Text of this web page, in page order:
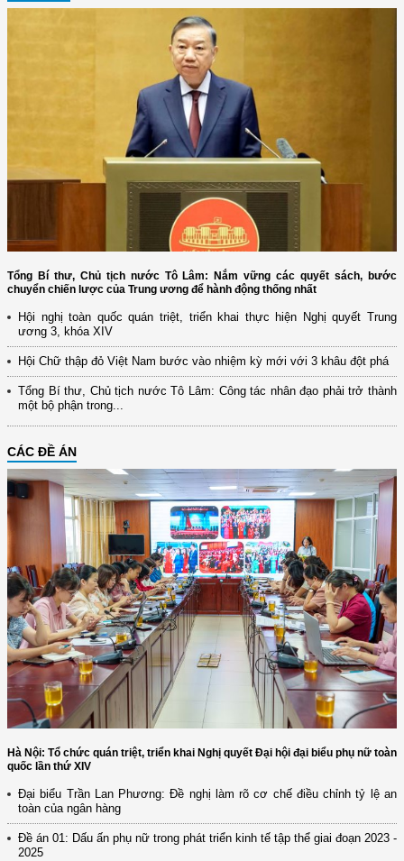
Tổng Bí thư, Chủ tịch nước Tô Lâm: Nắm vững các quyết sách, bước
chuyển chiến lược của Trung ương để hành động thống nhất
Hội nghị toàn quốc quán triệt, triển khai thực hiện Nghị quyết Trung
ương 3, khóa XIV
Hội Chữ thập đỏ Việt Nam bước vào nhiệm kỳ mới với 3 khâu đột phá
Tổng Bí thư, Chủ tịch nước Tô Lâm: Công tác nhân đạo phải trở thành
một bộ phận trong...
CÁC ĐỀ ÁN
Hà Nội: Tổ chức quán triệt, triển khai Nghị quyết Đại hội đại biểu phụ nữ toàn
quốc lần thứ XIV
Đại biểu Trần Lan Phương: Đề nghị làm rõ cơ chế điều chỉnh tỷ lệ an
toàn của ngân hàng
Đề án 01: Dấu ấn phụ nữ trong phát triển kinh tế tập thể giai đoạn 2023 -
2025
(12/TB-HĐKH) V/v đăng ký, đề xuất nhiệm vụ Khoa học, công nghệ và